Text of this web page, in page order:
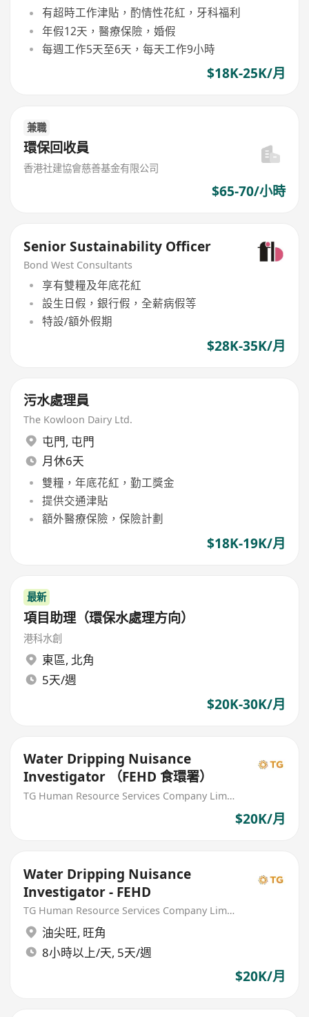
有超時工作津貼，酌情性花紅，牙科福利
年假12天，醫療保險，婚假
每週工作5天至6天，每天工作9小時
$18K-25K/月
兼職
環保回收員
香港社建協會慈善基金有限公司
$65-70/小時
Senior Sustainability Officer
Bond West Consultants
享有雙糧及年底花紅
設生日假，銀行假，全薪病假等
特設/額外假期
$28K-35K/月
污水處理員
The Kowloon Dairy Ltd.
屯門, 屯門
月休6天
雙糧，年底花紅，勤工獎金
提供交通津貼
額外醫療保險，保險計劃
$18K-19K/月
最新
項目助理（環保水處理方向）
港科水創
東區, 北角
5天/週
$20K-30K/月
Water Dripping Nuisance
Investigator （FEHD 食環署）
TG Human Resource Services Company Limited
$20K/月
Water Dripping Nuisance
Investigator - FEHD
TG Human Resource Services Company Limited
油尖旺, 旺角
8小時以上/天, 5天/週
$20K/月